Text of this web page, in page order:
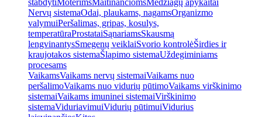
stabdytiMoterimsMaitinančiomsMedžiagų apykaitai
Nervų sistemaOdai, plaukams, nagamsOrganizmo
valymuiPeršalimas, gripas, kosulys,
temperatūraProstataiSąnariamsSkausmą
lengvinantysSmegenų veiklaiSvorio kontrolėŠirdies ir
kraujotakos sistemaŠlapimo sistemaUždegiminiams
procesams
VaikamsVaikams nervų sistemaiVaikams nuo
peršalimoVaikams nuo vidurių pūtimoVaikams virškinimo
sistemaiVaikams imuninei sistemaiVirškinimo
sistemaViduriavimuiVidurių pūtimuiVidurius